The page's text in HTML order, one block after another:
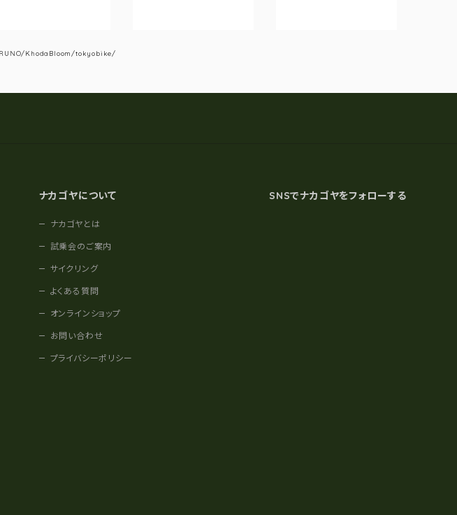
KhodaBloom/tokyobike/
ナカゴヤについて
ナカゴヤとは
試乗会のご案内
サイクリング
よくある質問
オンラインショップ
お問い合わせ
プライバシーポリシー
SNSでナカゴヤをフォローする